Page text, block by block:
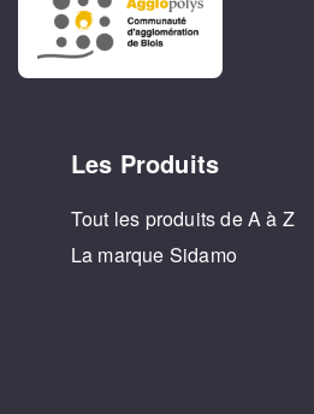
Les Produits
Tout les produits de A à Z
La marque Sidamo